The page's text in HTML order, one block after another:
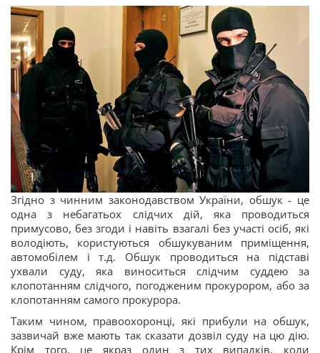
Згідно з чинним законодавством України, обшук - це
одна з небагатьох слідчих дій, яка проводиться
примусово, без згоди і навіть взагалі без участі осіб, які
володіють, користуються обшукуваним приміщення,
автомобілем і т.д. Обшук проводиться на підставі
ухвали суду, яка виноситься слідчим суддею за
клопотанням слідчого, погодженим прокурором, або за
клопотанням самого прокурора.
Таким чином, правоохоронці, які прибули на обшук,
зазвичай вже мають так сказати дозвіл суду на цю дію.
Крім того, це якраз один з тих випадків, коли